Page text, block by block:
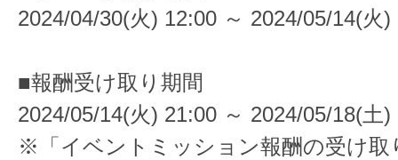
2024/04/30(火) 12:00 ～ 2024/05/14(火)
■報酬受け取り期間
2024/05/14(火) 21:00 ～ 2024/05/18(土)
※「イベントミッション報酬の受け取